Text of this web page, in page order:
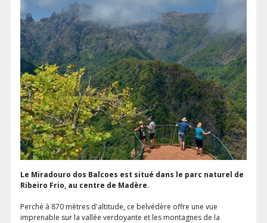
Le Miradouro dos Balcoes est situé dans le parc naturel de
Ribeiro Frio, au centre de Madère.
Perché à 870 mètres d'altitude, ce belvédère offre une vue
imprenable sur la vallée verdoyante et les montagnes de la